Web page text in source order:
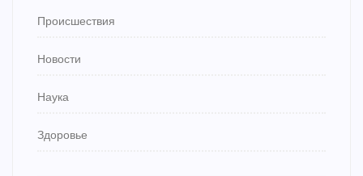
Происшествия
Новости
Наука
Здоровье